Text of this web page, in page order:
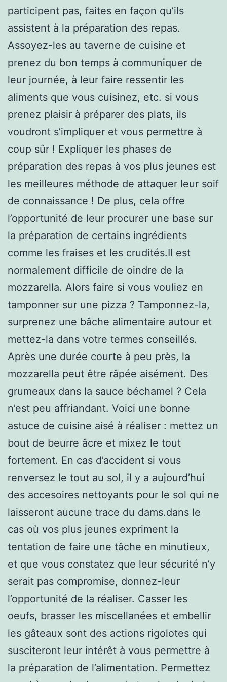
participent pas, faites en façon qu’ils
assistent à la préparation des repas.
Assoyez-les au taverne de cuisine et
prenez du bon temps à communiquer de
leur journée, à leur faire ressentir les
aliments que vous cuisinez, etc. si vous
prenez plaisir à préparer des plats, ils
voudront s’impliquer et vous permettre à
coup sûr ! Expliquer les phases de
préparation des repas à vos plus jeunes est
les meilleures méthode de attaquer leur soif
de connaissance ! De plus, cela offre
l’opportunité de leur procurer une base sur
la préparation de certains ingrédients
comme les fraises et les crudités.Il est
normalement difficile de oindre de la
mozzarella. Alors faire si vous vouliez en
tamponner sur une pizza ? Tamponnez-la,
surprenez une bâche alimentaire autour et
mettez-la dans votre termes conseillés.
Après une durée courte à peu près, la
mozzarella peut être râpée aisément. Des
grumeaux dans la sauce béchamel ? Cela
n’est peu affriandant. Voici une bonne
astuce de cuisine aisé à réaliser : mettez un
bout de beurre âcre et mixez le tout
fortement. En cas d’accident si vous
renversez le tout au sol, il y a aujourd’hui
des accesoires nettoyants pour le sol qui ne
laisseront aucune trace du dams.dans le
cas où vos plus jeunes expriment la
tentation de faire une tâche en minutieux,
et que vous constatez que leur sécurité n’y
serait pas compromise, donnez-leur
l’opportunité de la réaliser. Casser les
oeufs, brasser les miscellanées et embellir
les gâteaux sont des actions rigolotes qui
susciteront leur intérêt à vous permettre à
la préparation de l’alimentation. Permettez